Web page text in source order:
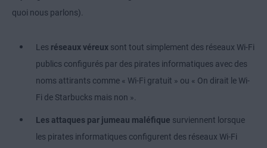
quoi nous parlons).
Les réseaux véreux sont tout simplement des réseaux Wi-Fi
publics configurés par des pirates informatiques avec des
noms attirants comme « Wi-Fi gratuit » ou « On dirait le Wi-
Fi de Starbucks mais non ».
Les attaques par jumeau maléfique surviennent lorsque
les pirates informatiques configurent des réseaux Wi-Fi